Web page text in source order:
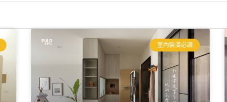
室內裝潢必讀